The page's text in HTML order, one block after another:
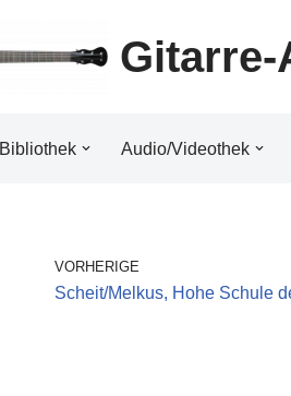
Bibliothek Audio/Videothek
VORHERIGE
Scheit/Melkus, Hohe Schule